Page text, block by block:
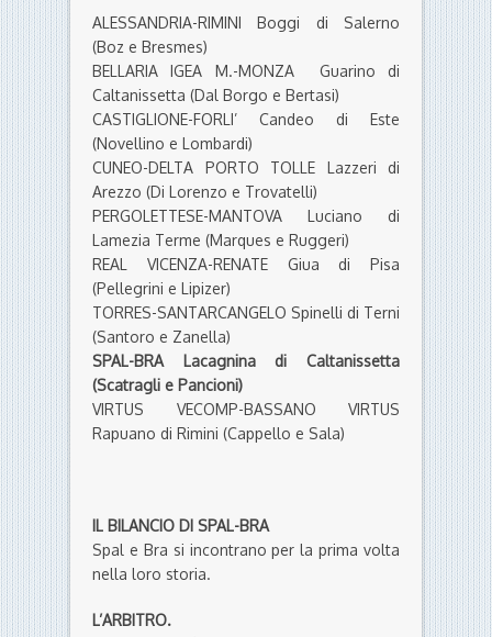
Arezzo (Di Lorenzo e Trovatelli)
PERGOLETTESE-MANTOVA Luciano di
Lamezia Terme (Marques e Ruggeri)
REAL VICENZA-RENATE Giua di Pisa
(Pellegrini e Lipizer)
TORRES-SANTARCANGELO Spinelli di Terni
(Santoro e Zanella)
SPAL-BRA Lacagnina di Caltanissetta
(Scatragli e Pancioni)
VIRTUS VECOMP-BASSANO VIRTUS
Rapuano di Rimini (Cappello e Sala)
IL BILANCIO DI SPAL-BRA
Spal e Bra si incontrano per la prima volta
nella loro storia.
2° anno.
18 direzione in carriera, 6 segni 1, 7 segni X
e 4 segni 2, 5 rigori e 7 espulsioni.
17 direzione in carriera, 6 segni 1, 6 segni X